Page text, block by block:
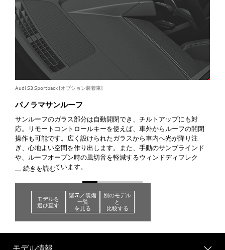
Audi S3 Sportback [オプション装着車]
パノラマサンルーフ
サンルーフのガラス部分は自動開閉でき、チルトアップにも対
応。リモートコントロールキーを使えば、車外からルーフの開閉
操作も可能です。広く設けられたガラスから車内へ光が降り注
ぎ、心地よい空間を作り出します。また、手動のサンブラインド
や、ルーフオープン時の風切音を軽減するウィンドディフレク
ターも搭載しています。
全ラインアップ
... 続きを読む
モデルを
選び直す
諸元／装備
一覧
を見る
別のモデル
と
比較する
モデル情報